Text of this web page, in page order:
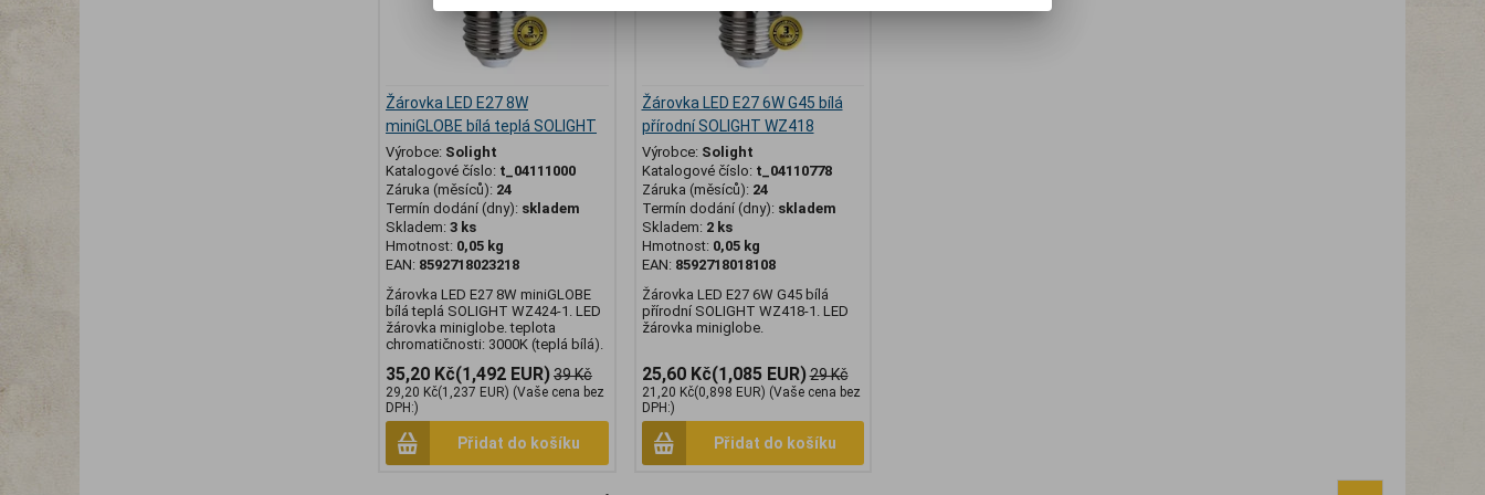
Žárovka LED E27 8W
miniGLOBE bílá teplá SOLIGHT
Výrobce: Solight
Katalogové číslo: t_04111000
Záruka (měsíců): 24
Termín dodání (dny): skladem
Skladem: 3 ks
Hmotnost: 0,05 kg
EAN: 8592718023218
Žárovka LED E27 8W miniGLOBE
bílá teplá SOLIGHT WZ424-1. LED
žárovka miniglobe. teplota
chromatičnosti: 3000K (teplá bílá).
35,20 Kč(1,492 EUR)39 Kč
29,20 Kč(1,237 EUR) (Vaše cena bez
DPH:)
Přidat do košíku
Žárovka LED E27 6W G45 bílá
přírodní SOLIGHT WZ418
Výrobce: Solight
Katalogové číslo: t_04110778
Záruka (měsíců): 24
Termín dodání (dny): skladem
Skladem: 2 ks
Hmotnost: 0,05 kg
EAN: 8592718018108
Žárovka LED E27 6W G45 bílá
přírodní SOLIGHT WZ418-1. LED
žárovka miniglobe.
25,60 Kč(1,085 EUR)29 Kč
21,20 Kč(0,898 EUR) (Vaše cena bez
DPH:)
Přidat do košíku